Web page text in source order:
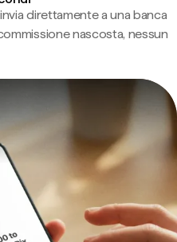
direttamente a una banca
nascosta, nessun